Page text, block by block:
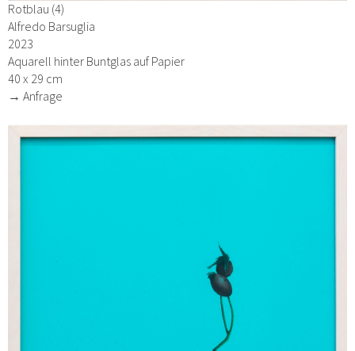
Rotblau (4)
Alfredo Barsuglia
2023
Aquarell hinter Buntglas auf Papier
40 x 29 cm
→ Anfrage